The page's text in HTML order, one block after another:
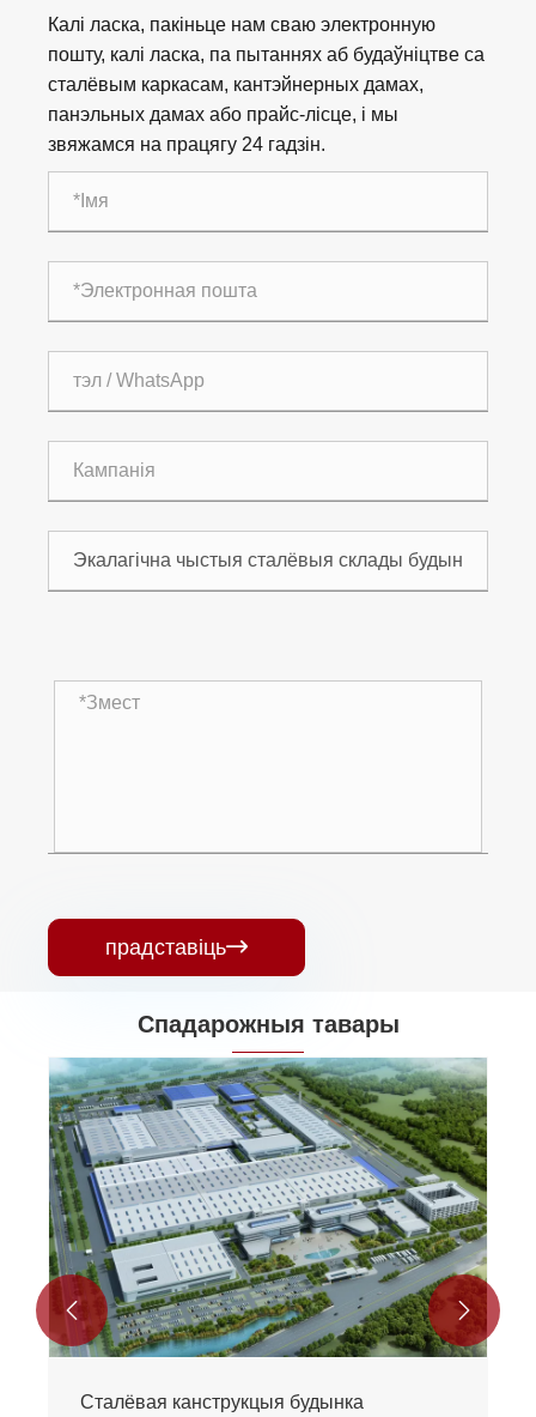
Калі ласка, пакіньце нам сваю электронную
пошту, калі ласка, па пытаннях аб будаўніцтве са
сталёвым каркасам, кантэйнерных дамах,
панэльных дамах або прайс-лісце, і мы
звяжамся на працягу 24 гадзін.
прадставіць
Спадарожныя тавары
Зборныя сталёвыя склады
 